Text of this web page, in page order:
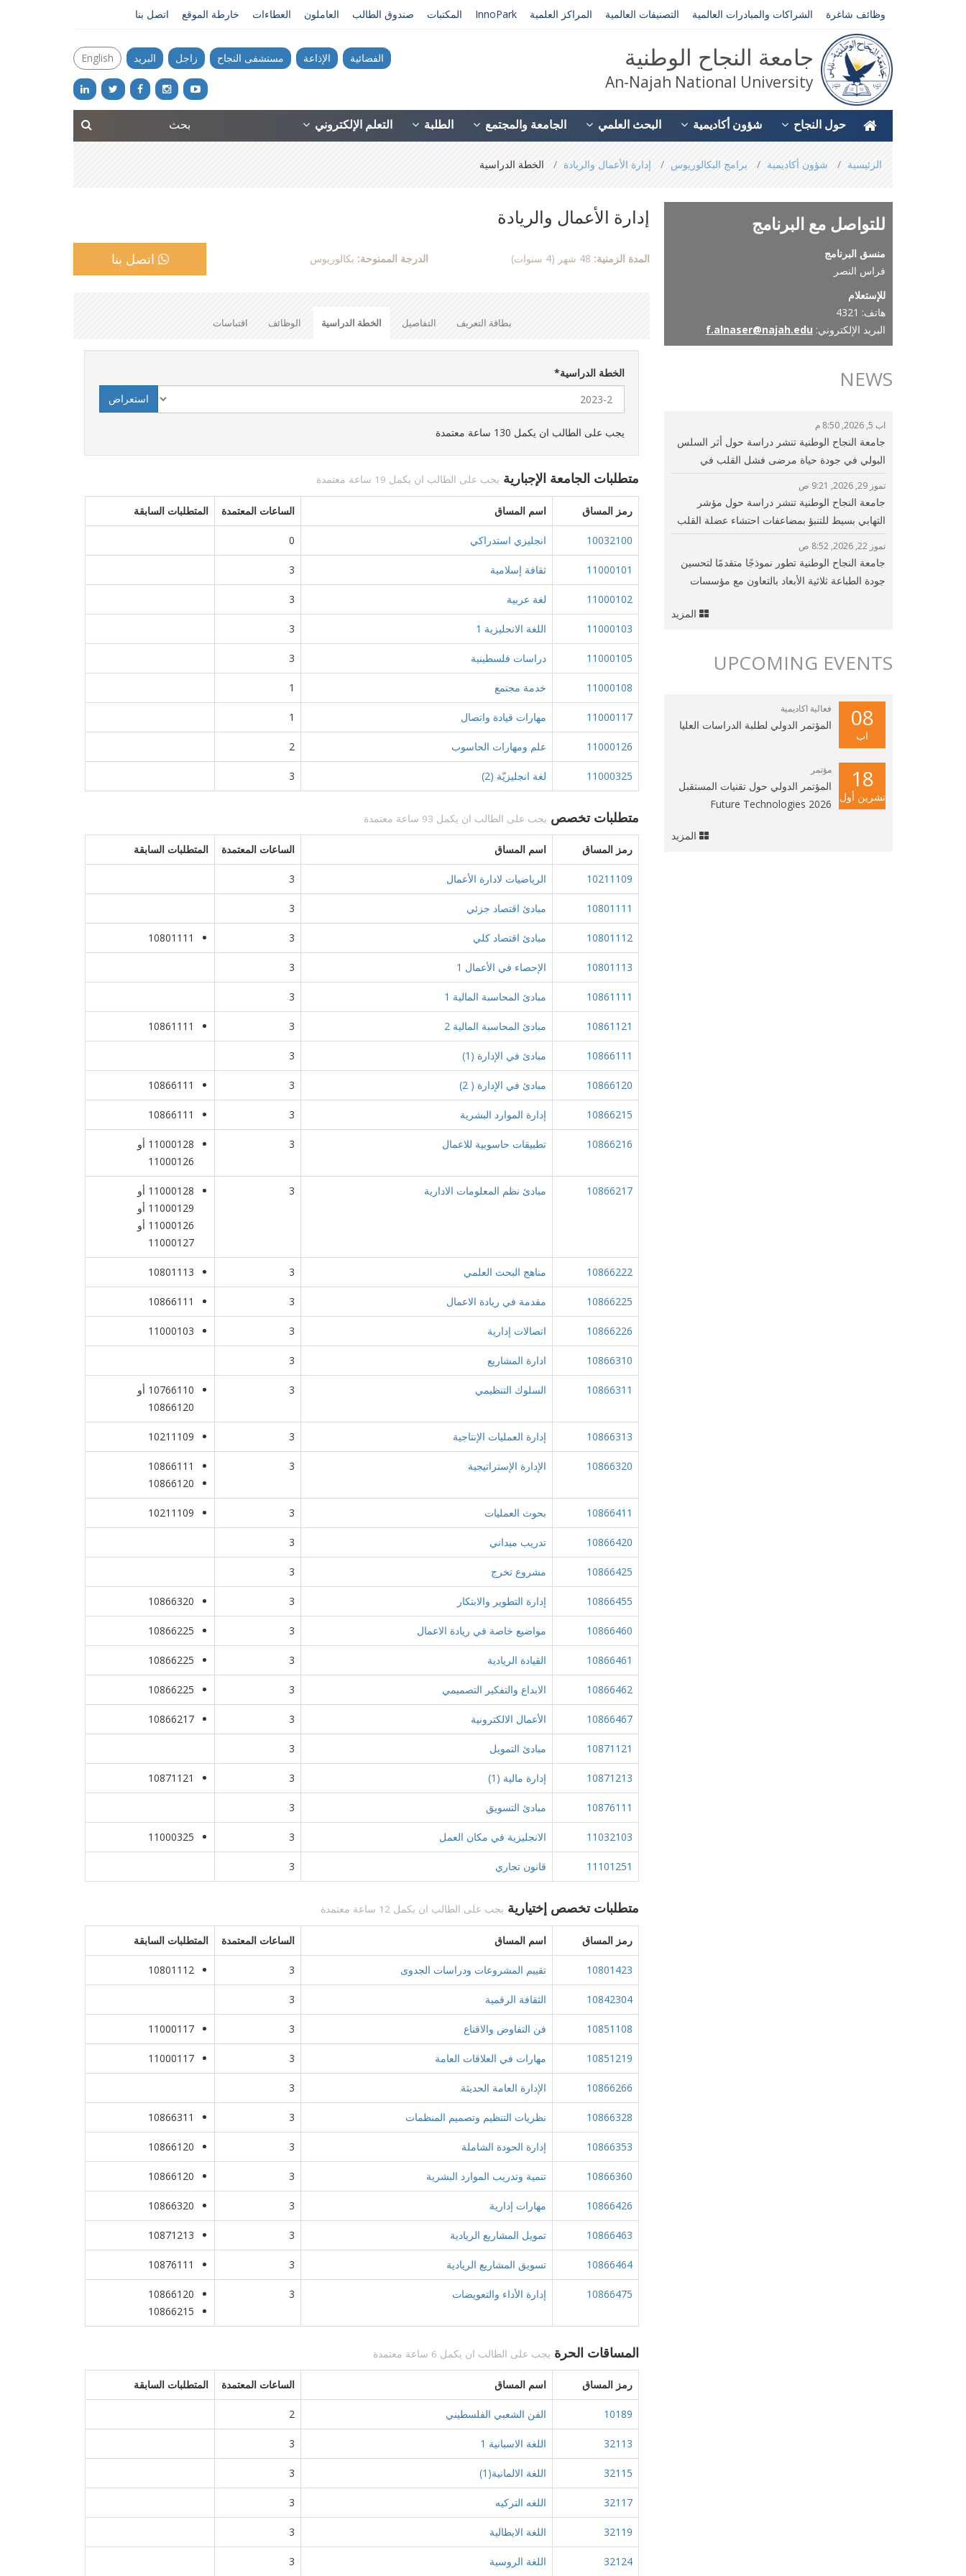
وظائف شاغرة الشراكات والمبادرات العالمية التصنيفات العالمية المراكز العلمية InnoPark المكتبات صندوق الطالب العاملون العطاءات خارطة الموقع اتصل بنا
الفضائية الإذاعة مستشفى النجاح زاجل البريد English جامعة النجاح الوطنية
An-Najah National University
حول النجاح شؤون أكاديمية البحث العلمي الجامعة والمجتمع الطلبة التعلم الإلكتروني
are
here
الرئيسية شؤون أكاديمية برامج البكالوريوس إدارة الأعمال والريادة الخطة الدراسية
إدارة الأعمال والريادة
المدة الزمنية: الدرجة الممنوحة: بكالوريوس اتصل بنا
بطاقة التعريف التفاصيل الخطة الدراسية الوظائف اقتباسات
الخطة الدراسية*
يجب على الطالب ان يكمل 130 ساعة معتمدة
متطلبات الجامعة الإجبارية يجب على الطالب ان يكمل 19 ساعة معتمدة
رمز المساق اسم المساق الساعات المعتمدة المتطلبات السابقة
10032100 انجليزي استدراكي 0
11000101 ثقافة إسلامية 3
11000102 لغة عربية 3
11000103 اللغة الانجليزية 1 3
11000105 دراسات فلسطينية 3
11000108 خدمة مجتمع 1
11000117 مهارات قيادة واتصال 1
11000126 علم ومهارات الحاسوب 2
11000325 لغة انجليزيّة (2) 3
متطلبات تخصص يجب على الطالب ان يكمل 93 ساعة معتمدة
رمز المساق اسم المساق الساعات المعتمدة المتطلبات السابقة
10211109 الرياضيات لادارة الأعمال 3
10801111 مبادئ اقتصاد جزئي 3
10801112 مبادئ اقتصاد كلي 3
10801111
10801113 الإحصاء في الأعمال 1 3
10861111 مبادئ المحاسبة المالية 1 3
10861121 مبادئ المحاسبة المالية 2 3
10861111
10866111 مبادئ في الإدارة (1) 3
10866120 مبادئ في الإدارة ( 2) 3
10866111
10866215 إدارة الموارد البشرية 3
10866111
10866216 تطبيقات حاسوبية للاعمال 3
11000128 أو
11000126
10866217 مبادئ نظم المعلومات الادارية 3
11000128 أو
11000129 أو
11000126 أو
11000127
10866222 مناهج البحث العلمي 3
10801113
10866225 مقدمة في ريادة الاعمال 3
10866111
10866226 اتصالات إدارية 3
11000103
10866310 ادارة المشاريع 3
10866311 السلوك التنظيمي 3
10766110 أو
10866120
10866313 إدارة العمليات الإنتاجية 3
10211109
10866320 الإدارة الإستراتيجية 3
10866111
10866120
10866411 بحوث العمليات 3
10211109
10866420 تدريب ميداني 3
10866425 مشروع تخرج 3
10866455 إدارة التطوير والابتكار 3
10866320
10866460 مواضيع خاصة في ريادة الاعمال 3
10866225
10866461 القيادة الريادية 3
10866225
10866462 الابداع والتفكير التصميمي 3
10866225
10866467 الأعمال الالكترونية 3
10866217
10871121 مبادئ التمويل 3
10871213 إدارة مالية (1) 3
10871121
10876111 مبادئ التسويق 3
11032103 الانجليزية في مكان العمل 3
11000325
11101251 قانون تجاري 3
متطلبات تخصص إختيارية يجب على الطالب ان يكمل 12 ساعة معتمدة
رمز المساق اسم المساق الساعات المعتمدة المتطلبات السابقة
10801423 تقييم المشروعات ودراسات الجدوى 3
10801112
10842304 الثقافة الرقمية 3
10851108 فن التفاوض والاقناع 3
11000117
10851219 مهارات في العلاقات العامة 3
11000117
10866266 الإدارة العامة الحديثة 3
10866328 نظريات التنظيم وتصميم المنظمات 3
10866311
10866353 إدارة الجودة الشاملة 3
10866120
10866360 تنمية وتدريب الموارد البشرية 3
10866120
10866426 مهارات إدارية 3
10866320
10866463 تمويل المشاريع الريادية 3
10871213
10866464 تسويق المشاريع الريادية 3
10876111
10866475 إدارة الأداء والتعويضات 3
10866120
10866215
المساقات الحرة يجب على الطالب ان يكمل 6 ساعة معتمدة
رمز المساق اسم المساق الساعات المعتمدة المتطلبات السابقة
10189 الفن الشعبي الفلسطيني 2
32113 اللغة الاسبانية 1 3
32115 اللغة الالمانية(1) 3
32117 اللغه التركيه 3
32119 اللغة الايطالية 3
32124 اللغة الروسية 3
للتواصل مع البرنامج
منسق البرنامج
فراس النصر
للإستعلام
هاتف: 4321
البريد الإلكتروني: f.alnaser@najah.edu
NEWS
اب 5, 2026, 8:50 م
جامعة النجاح الوطنية تنشر دراسة حول أثر السلس
البولي في جودة حياة مرضى فشل القلب في
فلسطين
تموز 29, 2026, 9:21 ص
جامعة النجاح الوطنية تنشر دراسة حول مؤشر
التهابي بسيط للتنبؤ بمضاعفات احتشاء عضلة القلب
وتحسين الرعاية القلبية
تموز 22, 2026, 8:52 ص
جامعة النجاح الوطنية تطور نموذجًا متقدمًا لتحسين
جودة الطباعة ثلاثية الأبعاد بالتعاون مع مؤسسات
المزيد
UPCOMING EVENTS
08
اب
فعالية اكاديمية
المؤتمر الدولي لطلبة الدراسات العليا
18
تشرين أول
مؤتمر
المؤتمر الدولي حول تقنيات المستقبل
2026 Future Technologies
المزيد